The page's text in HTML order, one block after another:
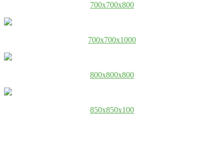
700x700x800
700x700x1000
800x800x800
850x850x100